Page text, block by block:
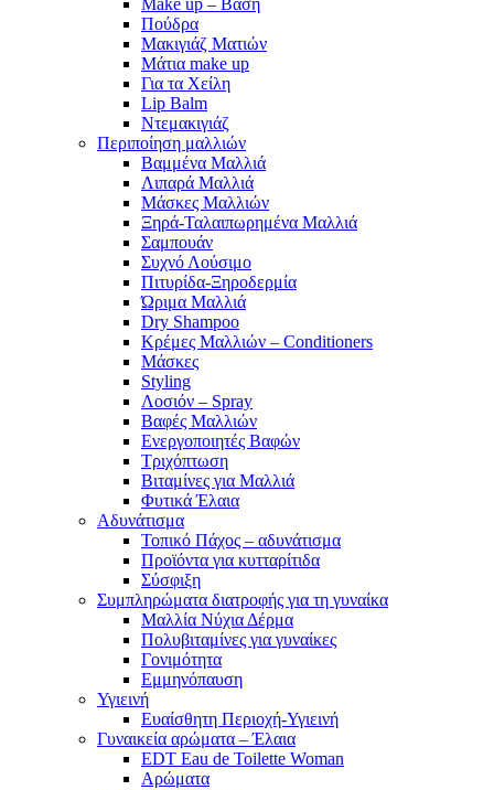
Make up – Βάση
Πούδρα
Μακιγιάζ Ματιών
Μάτια make up
Για τα Χείλη
Lip Balm
Ντεμακιγιάζ
Περιποίηση μαλλιών
Βαμμένα Μαλλιά
Λιπαρά Μαλλιά
Μάσκες Μαλλιών
Ξηρά-Ταλαιπωρημένα Μαλλιά
Σαμπουάν
Συχνό Λούσιμο
Πιτυρίδα-Ξηροδερμία
Ώριμα Μαλλιά
Dry Shampoo
Κρέμες Μαλλιών – Conditioners
Μάσκες
Styling
Λοσιόν – Spray
Βαφές Μαλλιών
Ενεργοποιητές Βαφών
Τριχόπτωση
Βιταμίνες για Μαλλιά
Φυτικά Έλαια
Αδυνάτισμα
Τοπικό Πάχος – αδυνάτισμα
Προϊόντα για κυτταρίτιδα
Σύσφιξη
Συμπληρώματα διατροφής για τη γυναίκα
Μαλλία Νύχια Δέρμα
Πολυβιταμίνες για γυναίκες
Γονιμότητα
Εμμηνόπαυση
Υγιεινή
Ευαίσθητη Περιοχή-Υγιεινή
Γυναικεία αρώματα – Έλαια
EDT Eau de Toilette Woman
Αρώματα